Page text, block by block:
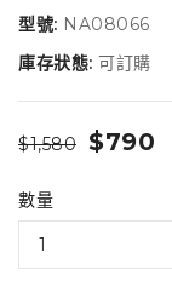
型號: NA08066
庫存狀態: 可訂購
$1,580 $790
數量